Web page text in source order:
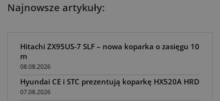
Najnowsze artykuły:
Hitachi ZX95US-7 SLF – nowa koparka o zasięgu 10
m
08.08.2026
Hyundai CE i STC prezentują koparkę HX520A HRD
07.08.2026